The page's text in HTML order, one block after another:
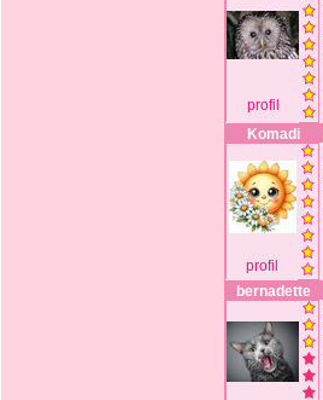
profil
Komadi
profil
bernadette